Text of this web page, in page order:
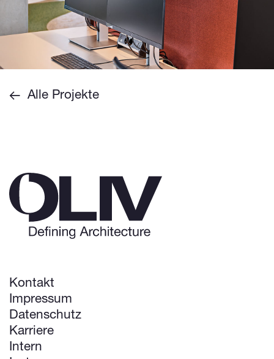
Alle Projekte
Kontakt
Impressum
Datenschutz
Karriere
Intern